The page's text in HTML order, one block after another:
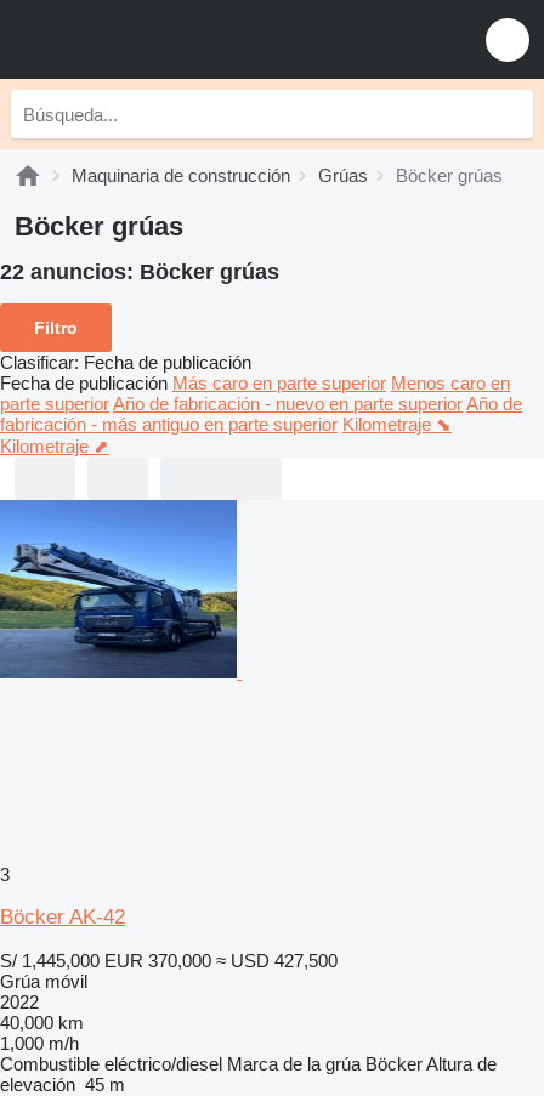
Maquinaria de construcción Grúas Böcker grúas
Böcker grúas
22 anuncios: Böcker grúas
Filtro
Clasificar: Fecha de publicación
Fecha de publicación Más caro en parte superior Menos caro en
parte superiorAño de fabricación - nuevo en parte superiorAño de
fabricación - más antiguo en parte superior Kilometraje ⬊
Kilometraje ⬈
3
Böcker AK-42
S/ 1,445,000 EUR 370,000 ≈ USD 427,500
Grúa móvil
2022
40,000 km
1,000 m/h
Combustible eléctrico/diesel Marca de la grúa BöckerAltura de
elevación 45 m